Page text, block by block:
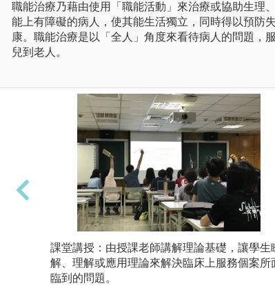
職能治療乃藉由使用「職能活動」來治療或協助生理
能上有障礙的病人，使其能生活獨立，同時得以預防
康。職能治療是以「全人」角度來看待病人的問題，
兒到老人。
課堂講授：由授課老師講解理論基礎，讓學生
解、理解或應用理論來解決臨床上服務個案所
臨到的問題。